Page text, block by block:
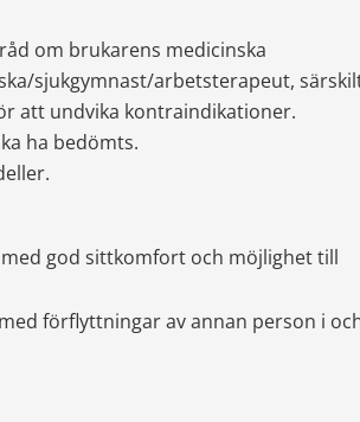
om brukarens medicinska
sjukgymnast/arbetsterapeut,
att undvika kontraindikationer.
ha bedömts.
god sittkomfort och möjlighet till
förflyttningar av annan person i